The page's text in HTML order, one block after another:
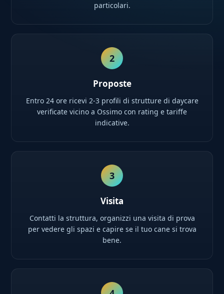
particolari.
2
Proposte
Entro 24 ore ricevi 2-3 profili di strutture di daycare
verificate vicino a Ossimo con rating e tariffe
indicative.
3
Visita
Contatti la struttura, organizzi una visita di prova
per vedere gli spazi e capire se il tuo cane si trova
bene.